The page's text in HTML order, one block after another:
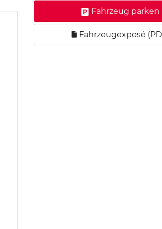
Fahrzeug parken
Fahrzeugexposé